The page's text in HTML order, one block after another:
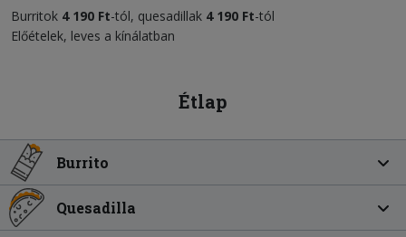
Burritok 4 190 Ft-tól, quesadillak 4 190 Ft-tól
Előételek, leves a kínálatban
Étlap
Burrito
Quesadilla